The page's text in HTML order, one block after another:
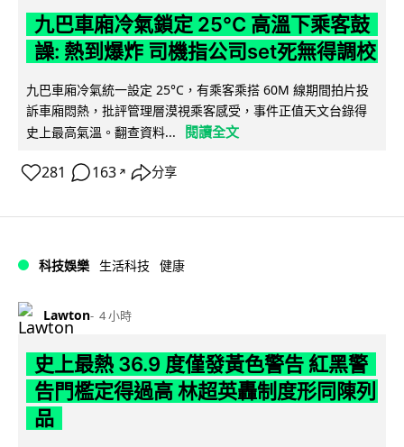
九巴車廂冷氣鎖定 25°C 高溫下乘客鼓
譟: 熱到爆炸 司機指公司set死無得調校
九巴車廂冷氣統一設定 25°C，有乘客乘搭 60M 線期間拍片投
訴車廂悶熱，批評管理層漠視乘客感受，事件正值天文台錄得
史上最高氣溫。翻查資料...
閱讀全文
281 163 ↗ 分享
科技娛樂 生活科技 健康
Lawton 4 小時
史上最熱 36.9 度僅發黃色警告 紅黑警
告門檻定得過高 林超英轟制度形同陳列
品